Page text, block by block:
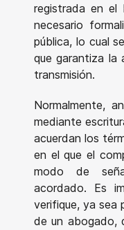
registrada en el
necesario
pública, lo cual
que garantiza la
transmisión.
Normalmente,
mediante
acuerdan los
en el que el
modo de
acordado. Es
verifique, ya sea
de un abogado,